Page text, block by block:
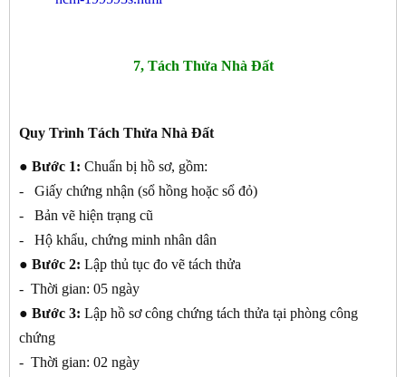
7, Tách Thửa Nhà Đất
Quy Trình Tách Thửa Nhà Đất
● Bước 1: Chuẩn bị hồ sơ, gồm:
- Giấy chứng nhận (sổ hồng hoặc sổ đỏ)
- Bản vẽ hiện trạng cũ
- Hộ khẩu, chứng minh nhân dân
● Bước 2: Lập thủ tục đo vẽ tách thửa
- Thời gian: 05 ngày
● Bước 3: Lập hồ sơ công chứng tách thửa tại phòng công
chứng
- Thời gian: 02 ngày